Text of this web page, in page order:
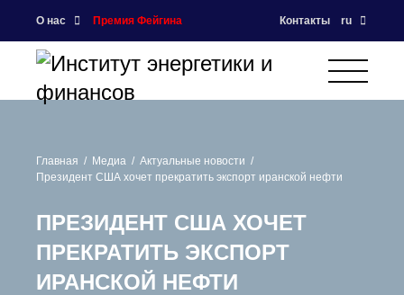
О нас Премия Фейгина Контакты ru
Главная Медиа
Актуальные новости
Президент США хочет прекратить экспорт иранской нефти
ПРЕЗИДЕНТ США ХОЧЕТ
ПРЕКРАТИТЬ ЭКСПОРТ
ИРАНСКОЙ НЕФТИ